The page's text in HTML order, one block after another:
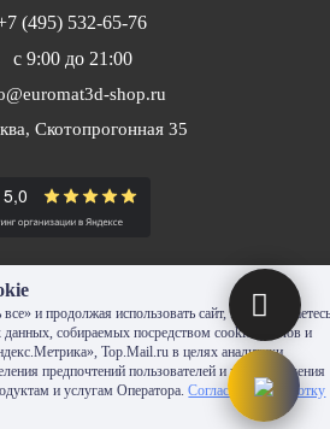
(495) 532-65-76
с 9:00 до 21:00
shop.ru
Скотопрогонная 35
SHOP.RU. Все права защищены. Копирование
и продолжая использовать сайт, Вы
данных, собираемых посредством cookie-файлов и
Top.Mail.ru в целях аналитики
предпочтений пользователей и предоставления
и услугам Оператора.Согласие на обработку